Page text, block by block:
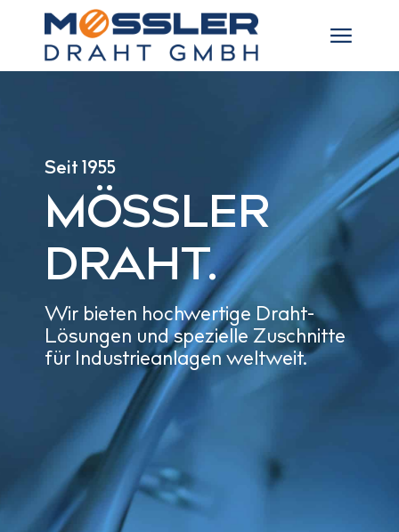
Seit 1955
MÖSSLER
DRAHT.
Wir bieten hochwertige Draht-
Lösungen und spezielle Zuschnitte
für Industrieanlagen weltweit.